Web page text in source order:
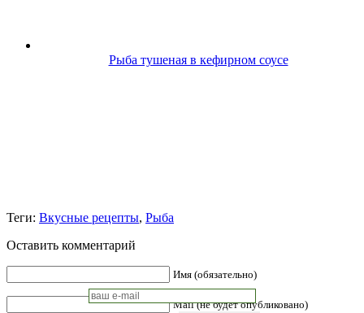
Рыба тушеная в кефирном соусе
Теги: Вкусные рецепты, Рыба
Оставить комментарий
Имя (обязательно)
Mail (не будет опубликовано)